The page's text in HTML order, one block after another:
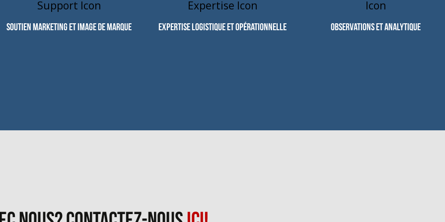
Soutien marketing et image de marque Expertise logistique et opérationnelle Observations et analytique